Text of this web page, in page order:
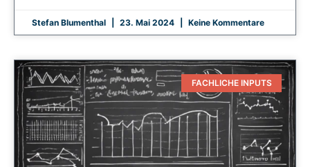
Stefan Blumenthal 23. Mai 2024 Keine Kommentare
FACHLICHE INPUTS